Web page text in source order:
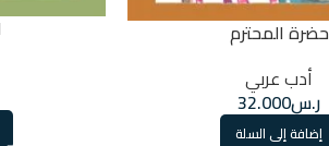
حضرة المحترم
أدب عربي
ر.س32.000
إضافة إلى السلة